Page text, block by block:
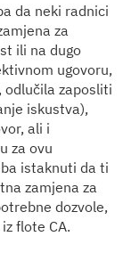
da neki radnici
za
ili na dugo
ugovoru,
odlučila zaposliti
iskustva),
ali i
za ovu
istaknuti da ti
zamjena za
dozvole,
flote CA.